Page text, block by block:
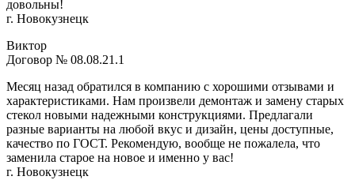
довольны!
г. Новокузнецк
Виктор
Договор № 08.08.21.1
Месяц назад обратился в компанию с хорошими отзывами и
характеристиками. Нам произвели демонтаж и замену старых
стекол новыми надежными конструкциями. Предлагали
разные варианты на любой вкус и дизайн, цены доступные,
качество по ГОСТ. Рекомендую, вообще не пожалела, что
заменила старое на новое и именно у вас!
г. Новокузнецк